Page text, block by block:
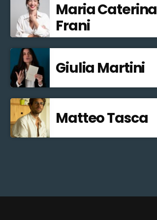
Maria Caterina
Frani
Giulia Martini
Matteo Tasca